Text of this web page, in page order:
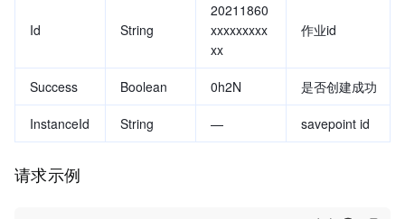
Id String
20211860
xxxxxxxxx
xx
作业id
Success Boolean 0h2N 是否创建成功
InstanceId String — savepoint id
请求示例